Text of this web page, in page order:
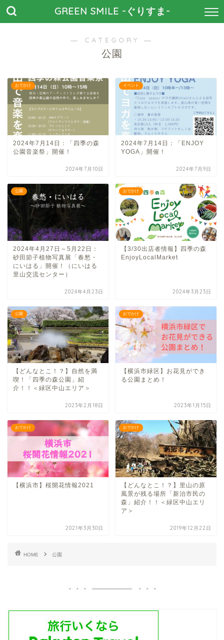
GREEN SMILE -ぐりすま-
― CATEGORY ―
公園
おでかけ
2024年7月14日：「四季の森
公園音楽祭」開催！
2024年7月10日
イベント
2024年7月14日：「ENJOY
YOGA」開催！
2024年7月9日
公園
2024年4月27日～5月22日：
砂田節子植物写真展「春愁・
にいはる」開催！（にいはる
里山交流センター）
2024年4月23日
おでかけ
【3/30出店者情報】四季の森
EnjoyLocalMarket
2024年3月23日
公園
【どんなとこ！？】自然を満
喫！「四季の森公園」紹
介！！＜緑区中山エリア＞
2023年2月18日
おでかけ
【横浜市緑区】お花見ができ
る公園まとめ！
2023年1月15日
おでかけ
【横浜市】桜開花情報2021
2021年3月30日
おでかけ
【どんなとこ！？】里山の原
風景が残る場所「新治市民の
森」紹介！！＜緑区中山エリ
ア＞
2019年12月22日
HOME 公園